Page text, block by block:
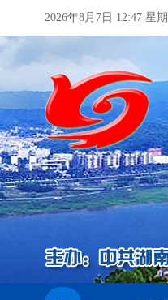
2026年8月7日 12:47 星